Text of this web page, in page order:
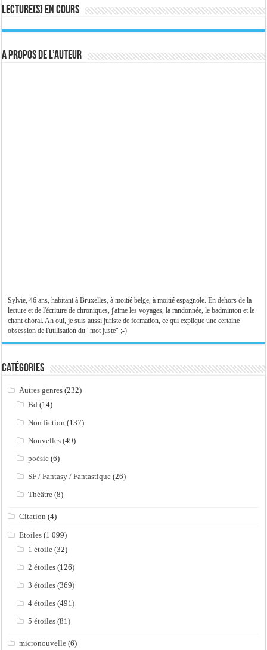
Lecture(s) en cours
A propos de l’auteur
Sylvie, 46 ans, habitant à Bruxelles, à moitié belge, à moitié espagnole. En dehors de la
lecture et de l'écriture de chroniques, j'aime les voyages, la randonnée, le badminton et le
chant choral. Ah oui, je suis aussi juriste de formation, ce qui explique une certaine
obsession de l'utilisation du "mot juste" ;-)
Catégories
Autres genres (232)
Bd (14)
Non fiction (137)
Nouvelles (49)
poésie (6)
SF / Fantasy / Fantastique (26)
Théâtre (8)
Citation (4)
Etoiles (1 099)
1 étoile (32)
2 étoiles (126)
3 étoiles (369)
4 étoiles (491)
5 étoiles (81)
micronouvelle (6)